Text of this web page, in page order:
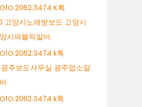
K톡
고양시노래방보도 고양시
시퍼블릭알바
k톡
주보도사무실 광주업소알
k톡